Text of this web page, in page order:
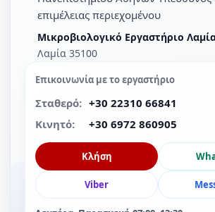
επιμέλειας περιεχομένου
Μικροβιολογικό Εργαστήριο
Λαμία 35100
Επικοινωνία με το εργαστήριο
Σταθερό: +30 22310 66841
Κινητό:
+30 6972 860905
Κλήση
Viber